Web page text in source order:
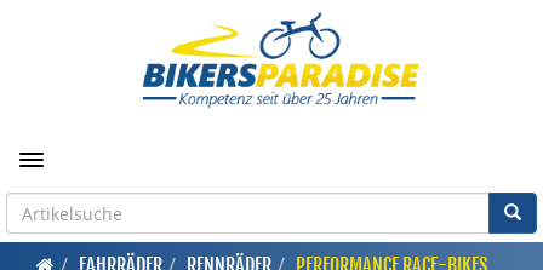
Toggle navigation
FAHRRÄDER RENNRÄDER PERFORMANCE RACE-BIKES